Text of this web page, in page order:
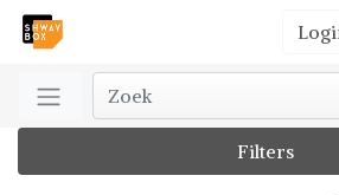
Filters